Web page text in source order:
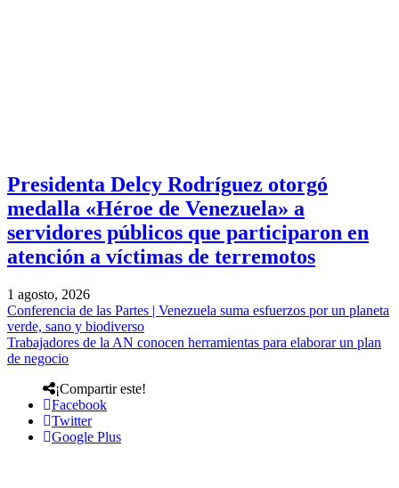
Presidenta Delcy Rodríguez otorgó
medalla «Héroe de Venezuela» a
servidores públicos que participaron en
atención a víctimas de terremotos
1 agosto, 2026
Conferencia de las Partes | Venezuela suma esfuerzos por un planeta
verde, sano y biodiverso
Trabajadores de la AN conocen herramientas para elaborar un plan
de negocio
¡Compartir este!
Facebook
Twitter
Google Plus